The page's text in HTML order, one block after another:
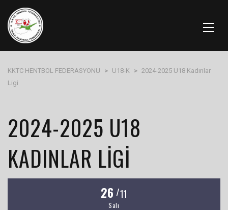
KKTC HENTBOL FEDERASYONU > U18-K > 2024-2025 U18 Kadınlar
Ligi
2024-2025 U18
KADINLAR LIGI
26 /11
Salı